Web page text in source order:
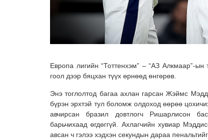
Европа лигийн “Тоттенхэм” – “АЗ Алкмаар”-ын
гоол дээр бяцхан түүх өрнөөд өнгөрөв.
Энэ тоглолтод багаа ахлан гарсан Жэймс
бүрэн эрхтэй тул боломж олдоход өөрөө
авчирсан бразил довтлогч Ришарлисон
барьчихаад өгдөггүй. Ахлагчийн хувиар
авсан ч гэлээ хэдхэн секундын дараа